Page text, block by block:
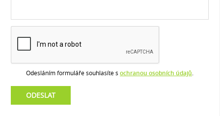
Odesláním formuláře souhlasíte s ochranou osobních údajů